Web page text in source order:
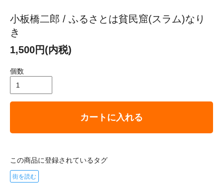
小板橋二郎 / ふるさとは貧民窟(スラム)なり
き
1,500円(内税)
個数
カートに入れる
この商品に登録されているタグ
街を読む